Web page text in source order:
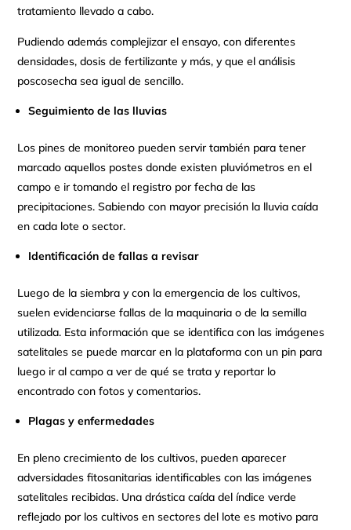
tratamiento llevado a cabo.
Pudiendo además complejizar el ensayo, con diferentes
densidades, dosis de fertilizante y más, y que el análisis
poscosecha sea igual de sencillo.
Seguimiento de las lluvias
Los pines de monitoreo pueden servir también para tener
marcado aquellos postes donde existen pluviómetros en el
campo e ir tomando el registro por fecha de las
precipitaciones. Sabiendo con mayor precisión la lluvia caída
en cada lote o sector.
Identificación de fallas a revisar
Luego de la siembra y con la emergencia de los cultivos,
suelen evidenciarse fallas de la maquinaria o de la semilla
utilizada. Esta información que se identifica con las imágenes
satelitales se puede marcar en la plataforma con un pin para
luego ir al campo a ver de qué se trata y reportar lo
encontrado con fotos y comentarios.
Plagas y enfermedades
En pleno crecimiento de los cultivos, pueden aparecer
adversidades fitosanitarias identificables con las imágenes
satelitales recibidas. Una drástica caída del índice verde
reflejado por los cultivos en sectores del lote es motivo para